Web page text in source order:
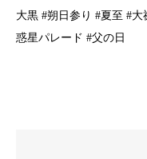
大黒 #朔日参り #夏至 #
惑星パレード #父の日